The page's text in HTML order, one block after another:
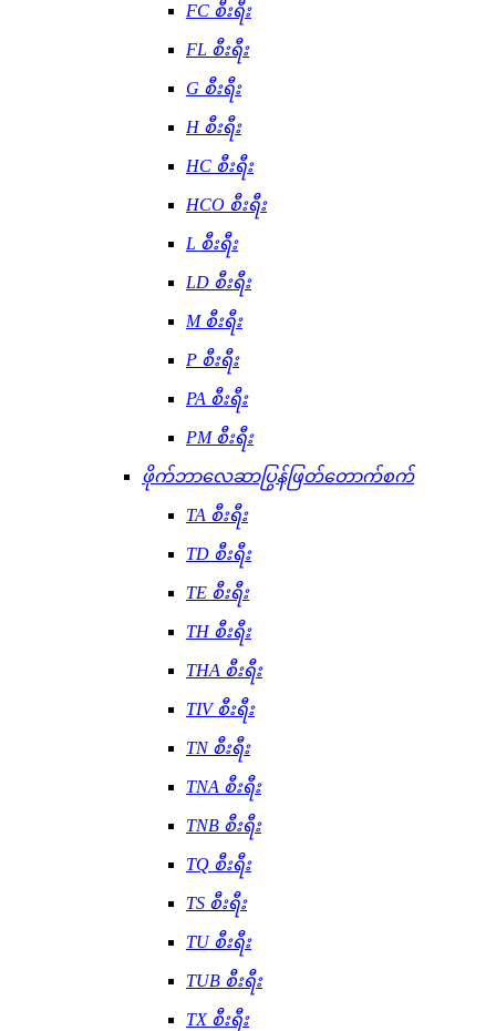
FC စီးရီး
FL စီးရီး
G စီးရီး
H စီးရီး
HC စီးရီး
HCO စီးရီး
L စီးရီး
LD စီးရီး
M စီးရီး
P စီးရီး
PA စီးရီး
PM စီးရီး
ဖိုက်ဘာလေဆာပြွန်ဖြတ်တောက်စက်
TA စီးရီး
TD စီးရီး
TE စီးရီး
TH စီးရီး
THA စီးရီး
TIV စီးရီး
TN စီးရီး
TNA စီးရီး
TNB စီးရီး
TQ စီးရီး
TS စီးရီး
TU စီးရီး
TUB စီးရီး
TX စီးရီး